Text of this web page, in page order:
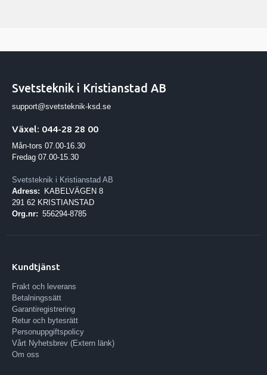
Svetsteknik i Kristianstad AB
support@svetsteknik-ksd.se
Växel: 044-28 28 00
Mån-tors 07.00-16.30
Fredag 07.00-15.30
Svetsteknik i Kristianstad AB
Adress:
KABELVÄGEN 8
291 62 KRISTIANSTAD
Org.nr: 556294-8785
Kundtjänst
Frakt och leverans
Betalningssätt
Garantiregistrering
Retur och bytesrätt
Personuppgiftspolicy
Vårt Nyhetsbrev (Extern länk)
Om oss